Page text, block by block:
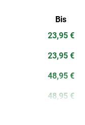
Bis
23,95 €
23,95 €
48,95 €
48,95 €